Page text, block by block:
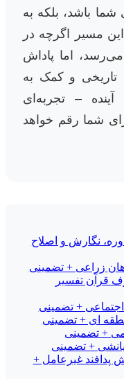
شما باشد، بلکه به
مسیر اگرچه در
اما پاداش
و کمک به
– تجربه‌ای
شما رقم خواهد
نگارش و اصلاح
زراعی + تضمینی
قرآن تفسیر
اجتماعی + تضمینی
ای + تضمینی
+ تضمینی
+ تضمینی
پدافند غیرعامل +